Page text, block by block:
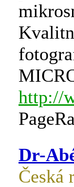
http://
Dr-
Česká